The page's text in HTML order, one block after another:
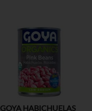
GOYA HABICHUELAS